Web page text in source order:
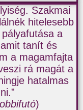
Szakmai
hitelesebb
a
tanít és
a magamfajta
rá magát a
hatalmas
)